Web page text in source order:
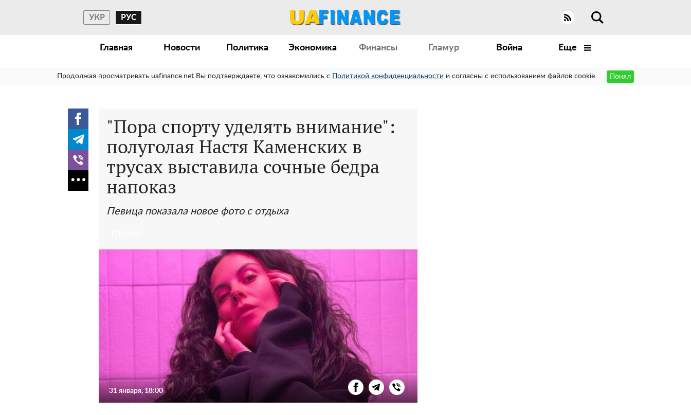
УКР РУС
Главная Новости Политика Экономика Финансы Гламур Война Еще
Продолжая просматривать uafinance.net Вы подтверждаете, что ознакомились с Политикой конфиденциальности и согласны с использованием файлов cookie. Понял
"Пора спорту уделять внимание":
полуголая Настя Каменских в
трусах выставила сочные бедра
напоказ
Певица показала новое фото с отдыха
31 января, 18:00